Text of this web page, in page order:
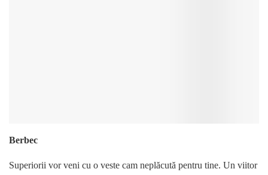
Berbec
Superiorii vor veni cu o veste cam neplăcută pentru tine. Un viitor